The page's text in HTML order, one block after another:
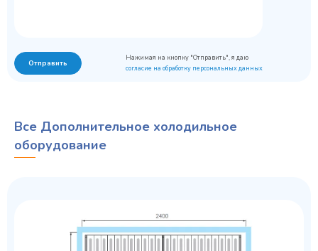
Отправить
Нажимая на кнопку "Отправить", я даю
согласие на обработку персональных данных
Все Дополнительное холодильное
оборудование